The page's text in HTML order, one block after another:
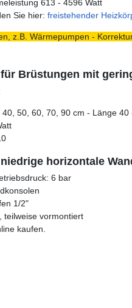
613 - 4596 Watt
Sie hier: freistehender
z.B. Wärmepumpen -
Brüstungen mit
50, 60, 70, 90 cm - Länge
horizontale
6 bar
1/2"
teilweise vormontiert
kaufen.